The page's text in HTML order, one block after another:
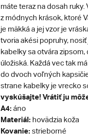
máte teraz na dosah
z módnych krások, ktoré
je mäkká a jej vzor je
tvoria akési popruhy,
kabelky sa otvára
úložiská. Každá vec tak
do dvoch voľných
strane kabelky je vrecko
vyskúšajte! Vrátiť ju
A4: áno
Materiál: hovädzia koža
Kovanie: strieborné